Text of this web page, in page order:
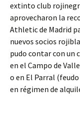
extinto club
aprovecharon la
Athletic de Madrid
nuevos socios
pudo contar con un
en el Campo de
o en El Parral
en régimen de